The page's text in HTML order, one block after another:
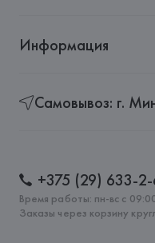
Информация
Самовывоз: г.
+375 (29) 633-
Время работы: пн-вс с
Заказы через корзину